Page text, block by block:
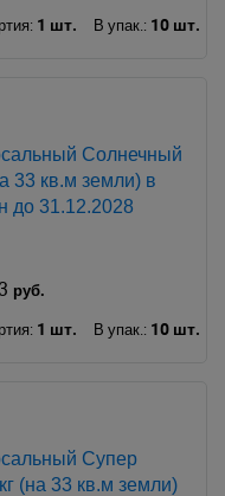
1 шт. В упак.: 10 шт.
Солнечный
33 кв.м земли) в
до 31.12.2028
руб.
1 шт. В упак.: 10 шт.
Супер
(на 33 кв.м земли)